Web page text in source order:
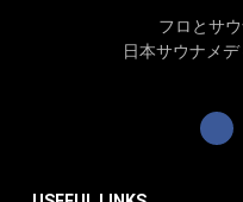
フロとサ
日本サウナメ